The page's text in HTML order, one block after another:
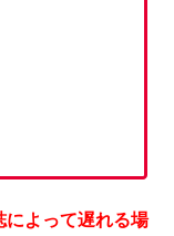
よって遅れる場